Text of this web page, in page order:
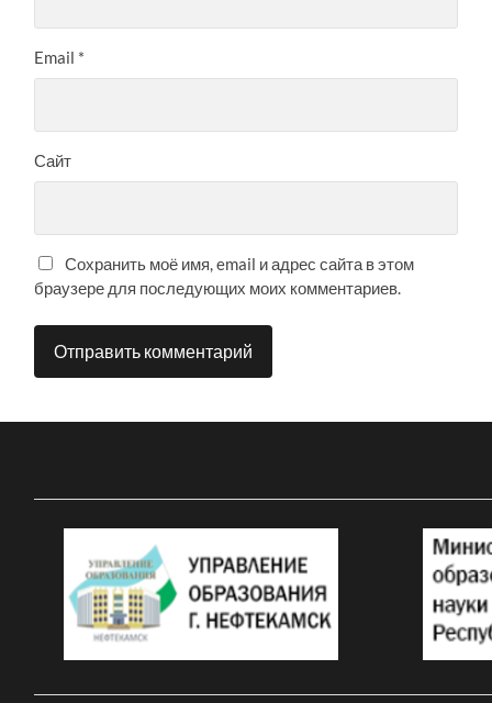
Email *
Сайт
Сохранить моё имя, email и адрес сайта в этом
браузере для последующих моих комментариев.